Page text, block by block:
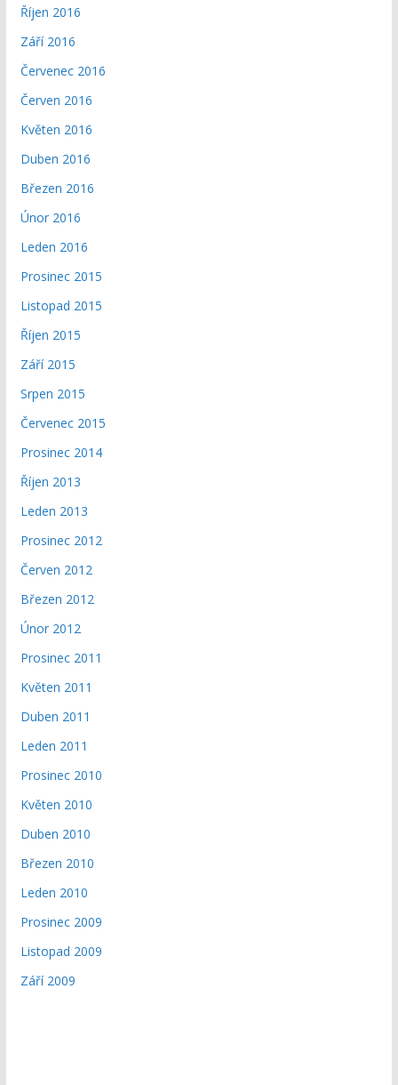
Říjen 2016
Září 2016
Červenec 2016
Červen 2016
Květen 2016
Duben 2016
Březen 2016
Únor 2016
Leden 2016
Prosinec 2015
Listopad 2015
Říjen 2015
Září 2015
Srpen 2015
Červenec 2015
Prosinec 2014
Říjen 2013
Leden 2013
Prosinec 2012
Červen 2012
Březen 2012
Únor 2012
Prosinec 2011
Květen 2011
Duben 2011
Leden 2011
Prosinec 2010
Květen 2010
Duben 2010
Březen 2010
Leden 2010
Prosinec 2009
Listopad 2009
Září 2009